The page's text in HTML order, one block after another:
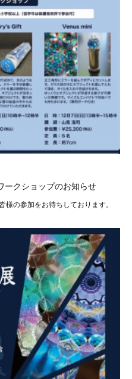
クショップのお知らせ
の参加をお待ちしております。